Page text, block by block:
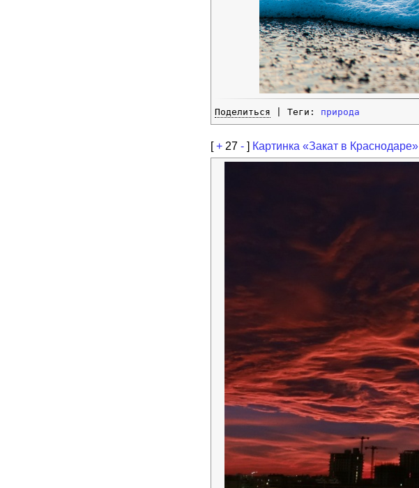
Поделиться | Теги: природа
[+ 27 - ] Картинка «Закат в Краснодаре»